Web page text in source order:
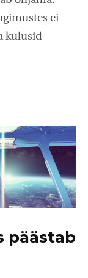
ei
kulusid
päästab